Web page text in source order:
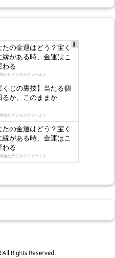
gly
たの金運はどう？宝く
縁がある時、金運はこ
わる
会社デジタルファーム )
くじの裏技】当たる側
るか、このままか
会社デジタルファーム )
たの金運はどう？宝く
縁がある時、金運はこ
わる
会社デジタルファーム )
All Rights Reserved.